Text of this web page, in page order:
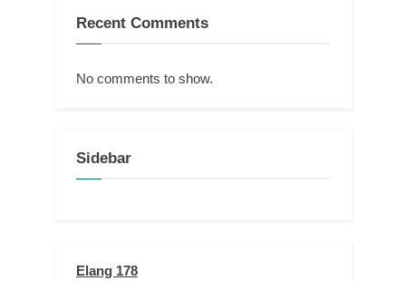
Recent Comments
No comments to show.
Sidebar
Elang 178